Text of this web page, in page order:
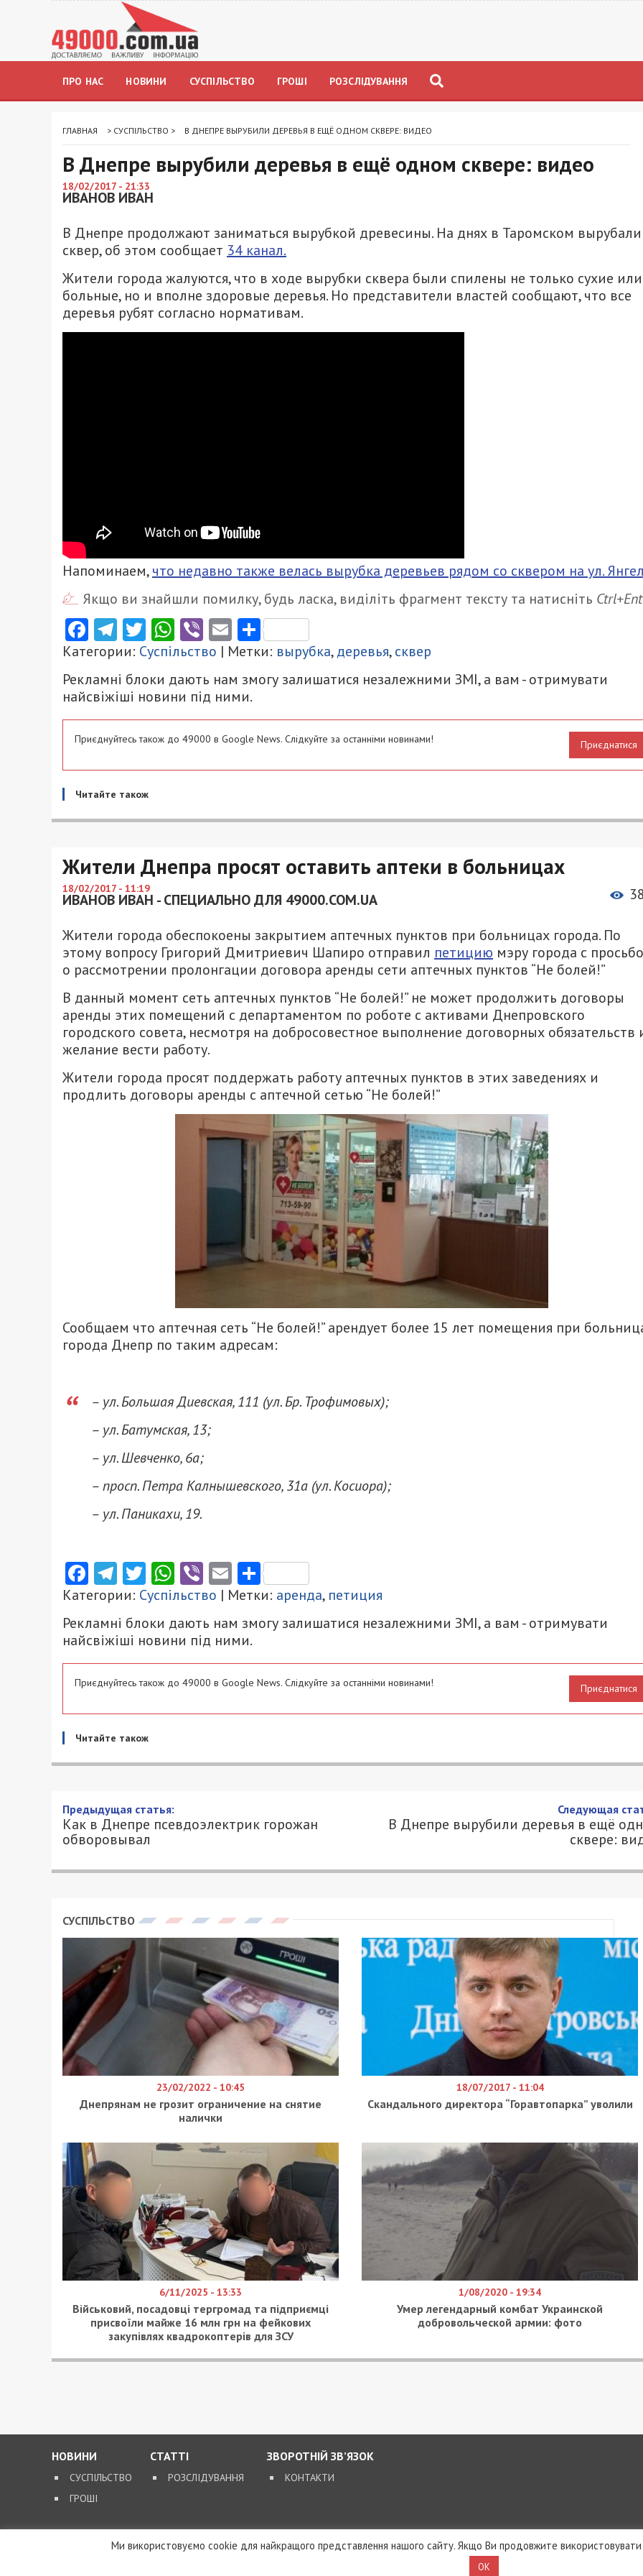
ПРО НАС НОВИНИ СУСПІЛЬСТВО ГРОШІ РОЗСЛІДУВАННЯ
ГЛАВНАЯ > СУСПІЛЬСТВО > В ДНЕПРЕ ВЫРУБИЛИ ДЕРЕВЬЯ В ЕЩЁ ОДНОМ СКВЕРЕ: ВИДЕО
В Днепре вырубили деревья в ещё одном сквере: видео
18/02/2017 - 21:33
ИВАНОВ ИВАН
В Днепре продолжают заниматься вырубкой древесины. На днях в Таромском вырубали
сквер, об этом сообщает 34 канал.
Жители города жалуются, что в ходе вырубки сквера были спилены не только сухие или
больные, но и вполне здоровые деревья. Но представители властей сообщают, что все
деревья рубят согласно нормативам.
Напоминаем,что недавно также велась вырубка деревьев рядом со сквером на ул.
Якщо ви знайшли помилку, будь ласка, виділіть фрагмент тексту та натисніть
Facebook
Telegram
Twitter
WhatsApp
ViberEmailПоділитися
Категории: Суспільство | Метки: вырубка,деревья,сквер
Рекламні блоки дають нам змогу залишатися незалежними ЗМІ, а вам - отримувати
найсвіжіші новини під ними.
Приєднуйтесь також до 49000 в Google News. Слідкуйте за останніми новинами! Приєднатися
Читайте також
Жители Днепра просят оставить аптеки в больницах
18/02/2017 - 11:19
ИВАНОВ ИВАН - СПЕЦИАЛЬНО ДЛЯ 49000.COM.UA
Жители города обеспокоены закрытием аптечных пунктов при больницах города. По
этому вопросу Григорий Дмитриевич Шапиро отправил петицию мэру города с
о рассмотрении пролонгации договора аренды сети аптечных пунктов “Не болей!”
В данный момент сеть аптечных пунктов “Не болей!” не может продолжить договоры
аренды этих помещений с департаментом по роботе с активами Днепровского
городского совета, несмотря на добросовестное выполнение договорных обязательств
желание вести работу.
Жители города просят поддержать работу аптечных пунктов в этих заведениях и
продлить договоры аренды с аптечной сетью “Не болей!”
Сообщаем что аптечная сеть “Не болей!” арендует более 15 лет помещения при
города Днепр по таким адресам:
– ул. Большая Диевская, 111 (ул. Бр. Трофимовых);
– ул. Батумская, 13;
– ул. Шевченко, 6а;
– просп. Петра Калнышевского, 31а (ул. Косиора);
– ул. Паникахи, 19.
Facebook
Telegram
Twitter
WhatsApp
ViberEmailПоділитися
Категории: Суспільство | Метки: аренда, петиция
Рекламні блоки дають нам змогу залишатися незалежними ЗМІ, а вам - отримувати
найсвіжіші новини під ними.
Приєднуйтесь також до 49000 в Google News. Слідкуйте за останніми новинами! Приєднатися
Читайте також
Предыдущая статья:
Как в Днепре псевдоэлектрик горожан
обворовывал
Следующая
В Днепре вырубили деревья в ещё
сквере:
СУСПІЛЬСТВО
23/02/2022 - 10:45
Днепрянам не грозит ограничение на снятие
налички
18/07/2017 - 11:04
Скандального директора “Горавтопарка” уволили
6/11/2025 - 13:33
Військовий, посадовці тергромад та підприємці
присвоїли майже 16 млн грн на фейкових
закупівлях квадрокоптерів для ЗСУ
1/08/2020 - 19:34
Умер легендарный комбат Украинской
добровольческой армии: фото
НОВИНИ
СУСПІЛЬСТВО
ГРОШІ
СТАТТІ
РОЗСЛІДУВАННЯ
ЗВОРОТНІЙ ЗВ’ЯЗОК
КОНТАКТИ
Ми використовуємо cookie для найкращого представлення нашого сайту. Якщо Ви продовжите
OK